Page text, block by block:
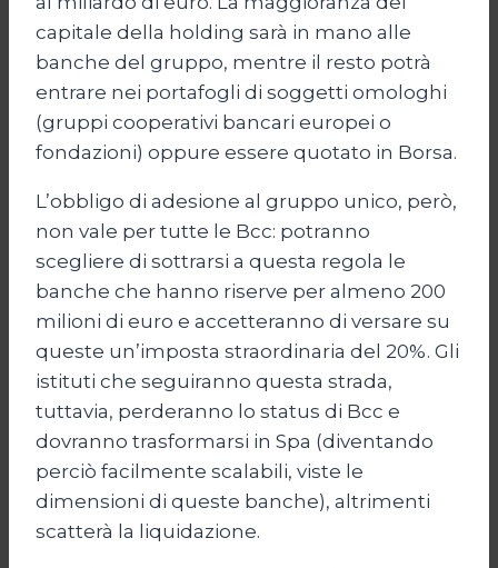
capitale della holding sarà in mano alle
banche del gruppo, mentre il resto potrà
entrare nei portafogli di soggetti omologhi
(gruppi cooperativi bancari europei o
fondazioni) oppure essere quotato in Borsa.
L’obbligo di adesione al gruppo unico, però,
non vale per tutte le Bcc: potranno
scegliere di sottrarsi a questa regola le
banche che hanno riserve per almeno 200
milioni di euro e accetteranno di versare su
queste un’imposta straordinaria del 20%. Gli
istituti che seguiranno questa strada,
tuttavia, perderanno lo status di Bcc e
dovranno trasformarsi in Spa (diventando
perciò facilmente scalabili, viste le
dimensioni di queste banche), altrimenti
scatterà la liquidazione.